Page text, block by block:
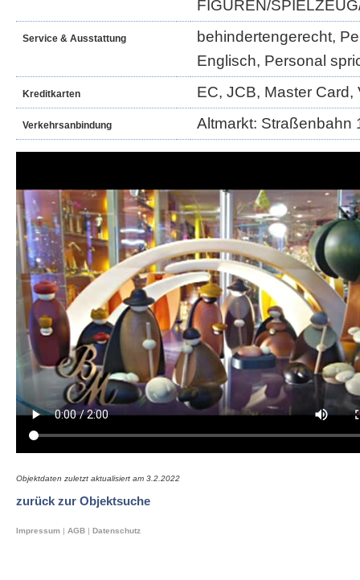
FIGUREN/
Service & Ausstattung
behindertengerecht,
Englisch, Personal
Kreditkarten EC, JCB, Master Card,
Verkehrsanbindung Altmarkt: Straßenbahn
Objektdaten zuletzt aktualisiert am 3.2.2022
zurück zur Objektsuche
Impressum | AGB | Datenschutz